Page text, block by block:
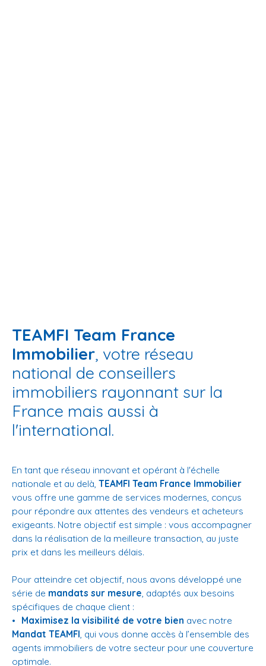
TEAMFI Team France
Immobilier, votre réseau
national de conseillers
immobiliers rayonnant sur la
France mais aussi à
l'international.
En tant que réseau innovant et opérant à l'échelle
nationale et au delà, TEAMFI Team France Immobilier
vous offre une gamme de services modernes, conçus
pour répondre aux attentes des vendeurs et acheteurs
exigeants. Notre objectif est simple : vous accompagner
dans la réalisation de la meilleure transaction, au juste
prix et dans les meilleurs délais.
Pour atteindre cet objectif, nous avons développé une
série de mandats sur mesure, adaptés aux besoins
spécifiques de chaque client :
Maximisez la visibilité de votre bien avec notre
Mandat TEAMFI, qui vous donne accès à l’ensemble des
agents immobiliers de votre secteur pour une couverture
optimale.